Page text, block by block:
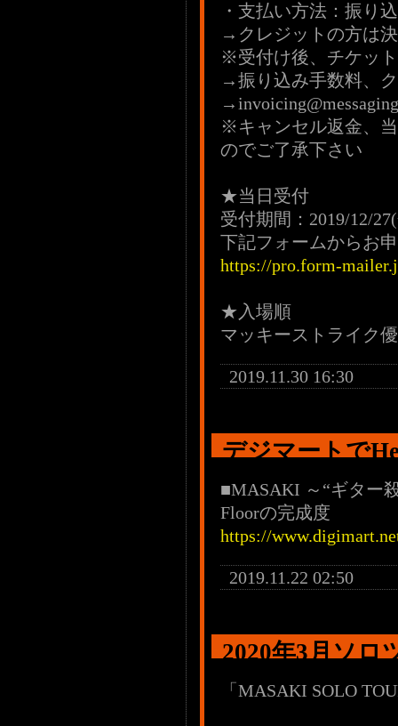
・支払い方法：振り
→クレジットの方は
※受付け後、チケッ
→振り込み手数料、
※キャンセル返金、
のでご了承下さい
★当日受付
受付期間：2019/12/
下記フォームからお
https://pro.form-
★入場順
マッキーストライク
2019.11.30 16:30
デジマートで
■MASAKI ～“ギター
Floorの完成度
https://
2019.11.22 02:50
2020年3月ソロ
「MASAKI SOLO